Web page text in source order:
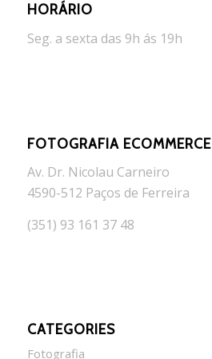
HORÁRIO
Seg. a sexta das 9h ás 19h
FOTOGRAFIA ECOMMERCE
Av. Dr. Nicolau Carneiro
4590-512 Paços de Ferreira
(351) 93 161 37 48
CATEGORIES
Fotografia